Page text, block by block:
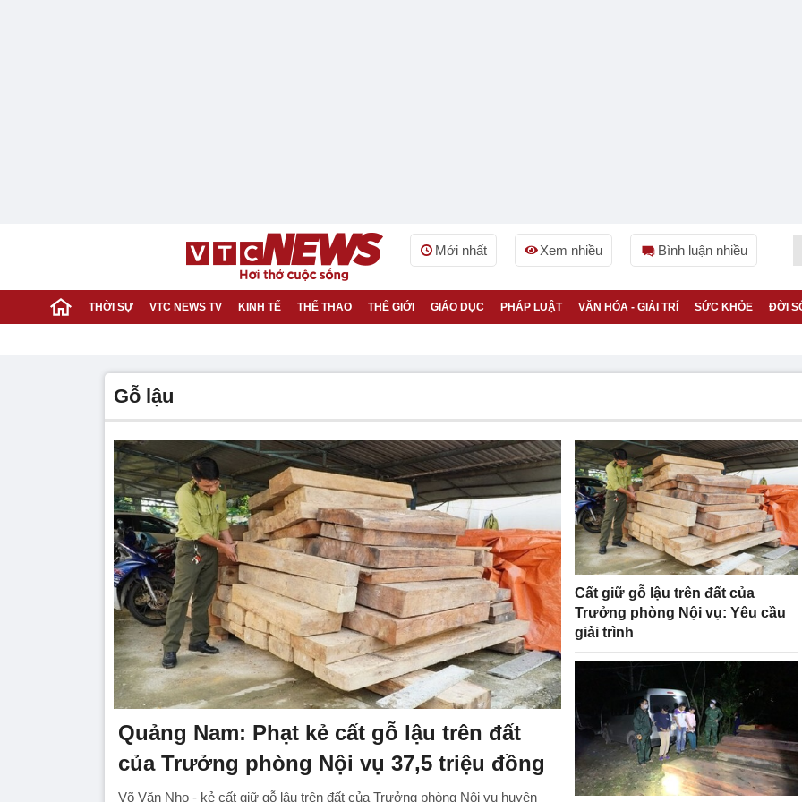
Mới nhất Xem nhiều Bình luận nhiều
THỜI SỰ VTC NEWS TV KINH TẾ THỂ THAO THẾ GIỚI GIÁO DỤC PHÁP LUẬT VĂN HÓA - GIẢI TRÍ SỨC KHỎE ĐỜI
gỗ lậu
Quảng Nam: Phạt kẻ cất gỗ lậu trên đất
của Trưởng phòng Nội vụ 37,5 triệu đồng
Võ Văn Nho - kẻ cất giữ gỗ lậu trên đất của Trưởng phòng Nội vụ huyện
Cất giữ gỗ lậu trên đất của
Trưởng phòng Nội vụ: Yêu cầu
giải trình